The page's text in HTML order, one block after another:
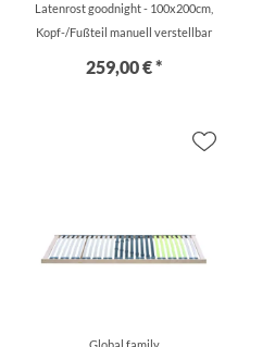
Latenrost goodnight - 100x200cm,
Kopf-/Fußteil manuell verstellbar
259,00 € *